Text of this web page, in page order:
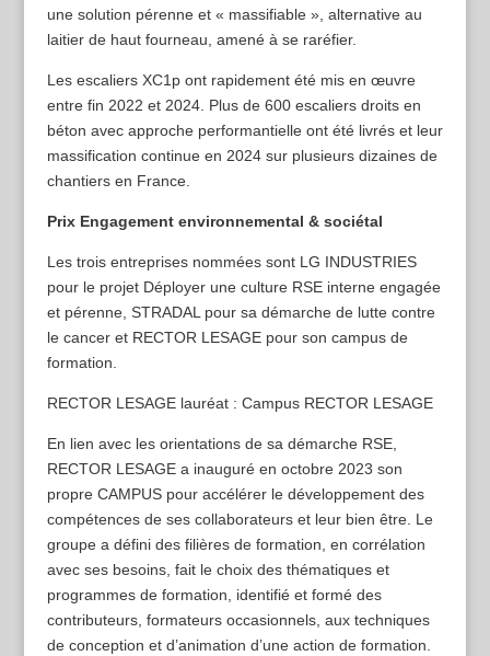
une solution pérenne et « massifiable », alternative au
laitier de haut fourneau, amené à se raréfier.
Les escaliers XC1p ont rapidement été mis en œuvre
entre fin 2022 et 2024. Plus de 600 escaliers droits en
béton avec approche performantielle ont été livrés et leur
massification continue en 2024 sur plusieurs dizaines de
chantiers en France.
Prix Engagement environnemental & sociétal
Les trois entreprises nommées sont LG INDUSTRIES
pour le projet Déployer une culture RSE interne engagée
et pérenne, STRADAL pour sa démarche de lutte contre
le cancer et RECTOR LESAGE pour son campus de
formation.
RECTOR LESAGE lauréat : Campus RECTOR LESAGE
En lien avec les orientations de sa démarche RSE,
RECTOR LESAGE a inauguré en octobre 2023 son
propre CAMPUS pour accélérer le développement des
compétences de ses collaborateurs et leur bien être. Le
groupe a défini des filières de formation, en corrélation
avec ses besoins, fait le choix des thématiques et
programmes de formation, identifié et formé des
contributeurs, formateurs occasionnels, aux techniques
de conception et d’animation d’une action de formation.